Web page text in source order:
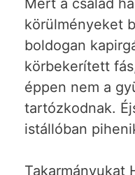
körülményeket
boldogan
körbekerített
éppen nem a
tartózkodnak.
istállóban
Takarmányukat